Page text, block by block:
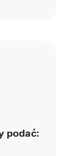
podać: